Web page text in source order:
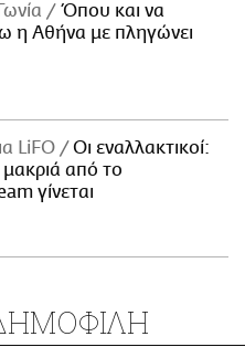
Όπου και να
η Αθήνα με πληγώνει
LiFO
Οι εναλλακτικοί:
από το
γίνεται